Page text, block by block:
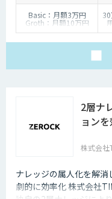
Basic：月額3万円
Groth：月額10万円
Enterprise：月額20万
2層ナ
ョン
株式会社
ナレッジの属人化を解
劇的に効率化 株式会社